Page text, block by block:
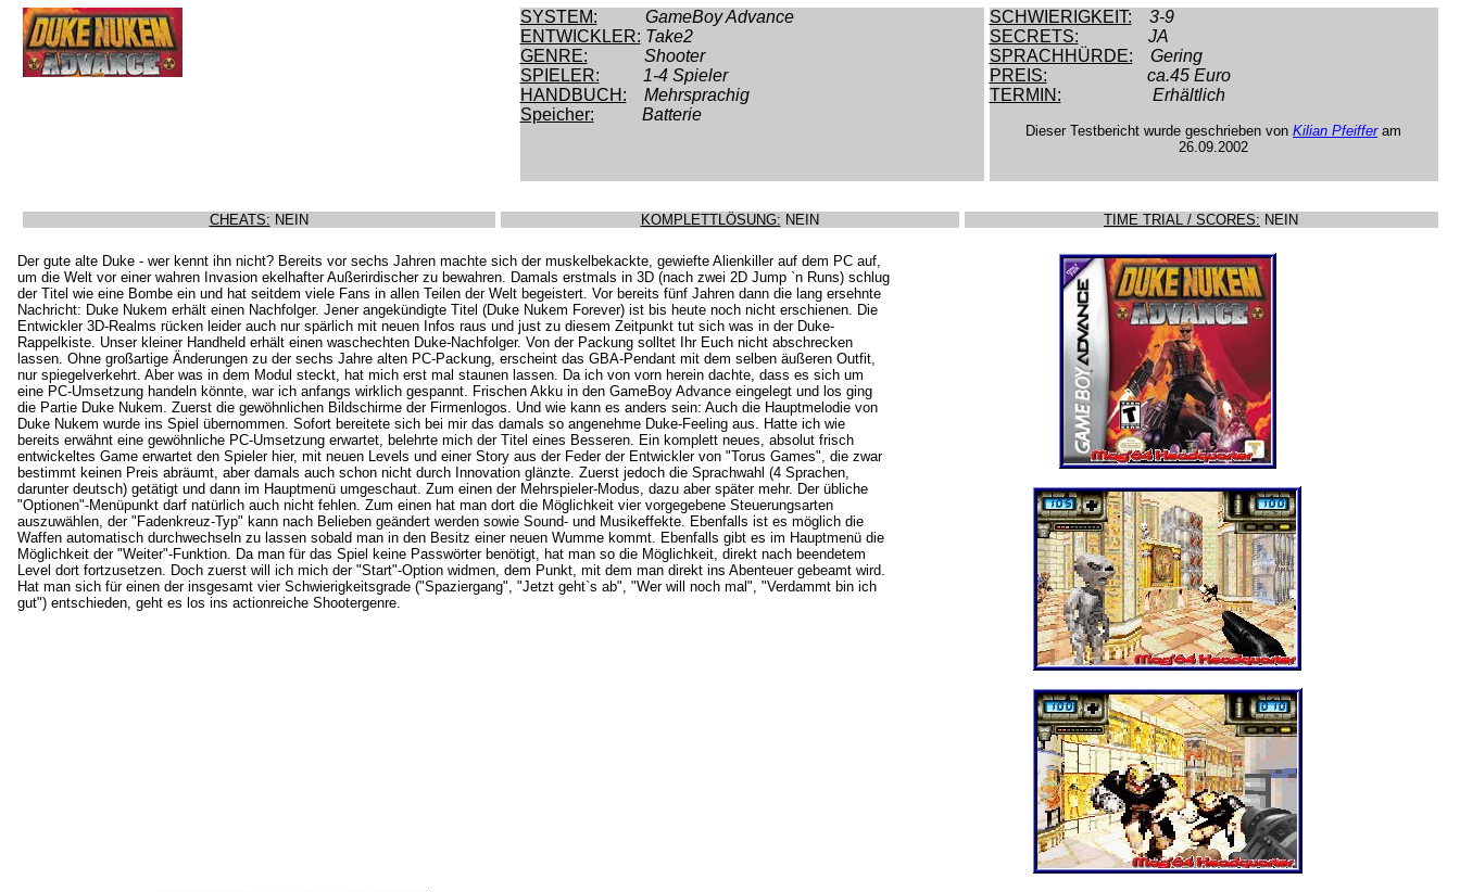
SYSTEM:
GameBoy Advance
ENTWICKLER: Take2
GENRE:
Shooter
SPIELER:
1-4 Spieler
HANDBUCH:
Mehrsprachig
Speicher:
Batterie
SCHWIERIGKEIT:
3-9
SECRETS:
JA
SPRACHHÜRDE:
Gering
PREIS:
ca.45 Euro
TERMIN:
Erhältlich
Dieser Testbericht wurde geschrieben von Kilian Pfeifferam
26.09.2002
CHEATS: NEIN KOMPLETTLÖSUNG: NEIN TIME TRIAL / SCORES: NEIN
Der gute alte Duke - wer kennt ihn nicht? Bereits vor sechs Jahren machte sich der muskelbekackte, gewiefte Alienkiller auf dem PC auf,
um die Welt vor einer wahren Invasion ekelhafter Außerirdischer zu bewahren. Damals erstmals in 3D (nach zwei 2D Jump `n Runs) schlug
der Titel wie eine Bombe ein und hat seitdem viele Fans in allen Teilen der Welt begeistert. Vor bereits fünf Jahren dann die lang ersehnte
Nachricht: Duke Nukem erhält einen Nachfolger. Jener angekündigte Titel (Duke Nukem Forever) ist bis heute noch nicht erschienen. Die
Entwickler 3D-Realms rücken leider auch nur spärlich mit neuen Infos raus und just zu diesem Zeitpunkt tut sich was in der Duke-
Rappelkiste. Unser kleiner Handheld erhält einen waschechten Duke-Nachfolger. Von der Packung solltet Ihr Euch nicht abschrecken
lassen. Ohne großartige Änderungen zu der sechs Jahre alten PC-Packung, erscheint das GBA-Pendant mit dem selben äußeren Outfit,
nur spiegelverkehrt. Aber was in dem Modul steckt, hat mich erst mal staunen lassen. Da ich von vorn herein dachte, dass es sich um
eine PC-Umsetzung handeln könnte, war ich anfangs wirklich gespannt. Frischen Akku in den GameBoy Advance eingelegt und los ging
die Partie Duke Nukem. Zuerst die gewöhnlichen Bildschirme der Firmenlogos. Und wie kann es anders sein: Auch die Hauptmelodie von
Duke Nukem wurde ins Spiel übernommen. Sofort bereitete sich bei mir das damals so angenehme Duke-Feeling aus. Hatte ich wie
bereits erwähnt eine gewöhnliche PC-Umsetzung erwartet, belehrte mich der Titel eines Besseren. Ein komplett neues, absolut frisch
entwickeltes Game erwartet den Spieler hier, mit neuen Levels und einer Story aus der Feder der Entwickler von "Torus Games", die zwar
bestimmt keinen Preis abräumt, aber damals auch schon nicht durch Innovation glänzte. Zuerst jedoch die Sprachwahl (4 Sprachen,
darunter deutsch) getätigt und dann im Hauptmenü umgeschaut. Zum einen der Mehrspieler-Modus, dazu aber später mehr. Der übliche
"Optionen"-Menüpunkt darf natürlich auch nicht fehlen. Zum einen hat man dort die Möglichkeit vier vorgegebene Steuerungsarten
auszuwählen, der "Fadenkreuz-Typ" kann nach Belieben geändert werden sowie Sound- und Musikeffekte. Ebenfalls ist es möglich die
Waffen automatisch durchwechseln zu lassen sobald man in den Besitz einer neuen Wumme kommt. Ebenfalls gibt es im Hauptmenü die
Möglichkeit der "Weiter"-Funktion. Da man für das Spiel keine Passwörter benötigt, hat man so die Möglichkeit, direkt nach beendetem
Level dort fortzusetzen. Doch zuerst will ich mich der "Start"-Option widmen, dem Punkt, mit dem man direkt ins Abenteuer gebeamt wird.
Hat man sich für einen der insgesamt vier Schwierigkeitsgrade ("Spaziergang", "Jetzt geht`s ab", "Wer will noch mal", "Verdammt bin ich
gut") entschieden, geht es los ins actionreiche Shootergenre.